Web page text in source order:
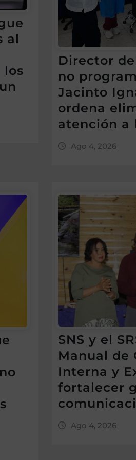
al
los
Director
no
Jacinto
ordena
atención a
Ago 4, 2026
SNS y el
Manual de
Interna y
fortalecer
Ago 4, 2026